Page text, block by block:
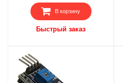
В корзину
Быстрый заказ